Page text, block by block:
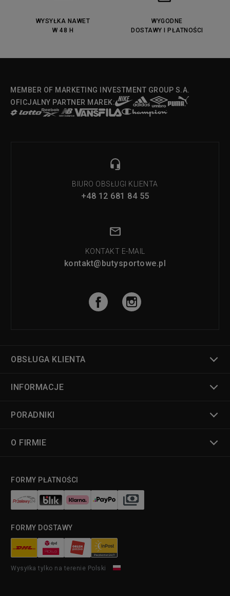
WYSYŁKA NAWET
W 48 H
WYGODNE
DOSTAWY I PŁATNOŚCI
MEMBER OF MARKETING INVESTMENT GROUP S.A.
OFICJALNY PARTNER MAREK:
BIURO OBSŁUGI KLIENTA
+48 12 681 84 55
KONTAKT E-MAIL
kontakt@butysportowe.pl
OBSŁUGA KLIENTA
INFORMACJE
PORADNIKI
O FIRMIE
FORMY PŁATNOŚCI
FORMY DOSTAWY
Wysyłka tylko na terenie Polski